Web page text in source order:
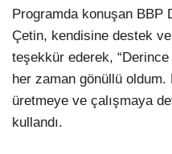
Programda konuşan BBP
Çetin, kendisine destek
teşekkür ederek,
her zaman gönüllü
üretmeye ve çalışmaya
kullandı.